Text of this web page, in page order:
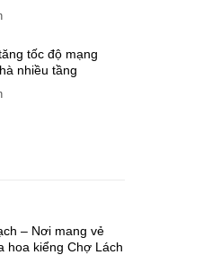
tốc độ mạng
nhiều tầng
– Nơi mang vẻ
hoa kiểng Chợ Lách